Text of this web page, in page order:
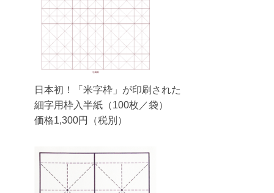
日本初！「米字枠」が印刷された
細字用枠入半紙（100枚／袋）
価格1,300円（税別）